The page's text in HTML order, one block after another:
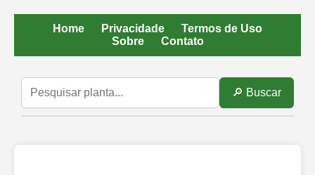
Home Privacidade
Termos de Uso
Sobre
Contato
🔎 Buscar